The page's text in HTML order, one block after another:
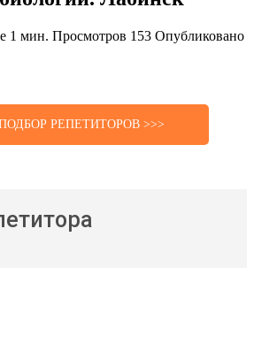
1 мин. Просмотров 153 Опубликовано
РЕПЕТИТОРОВ >>>